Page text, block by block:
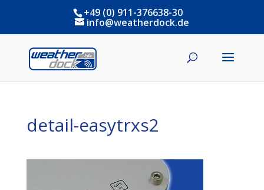
+49 (0) 911-376638-30
info@weatherdock.de
detail-easytrxs2